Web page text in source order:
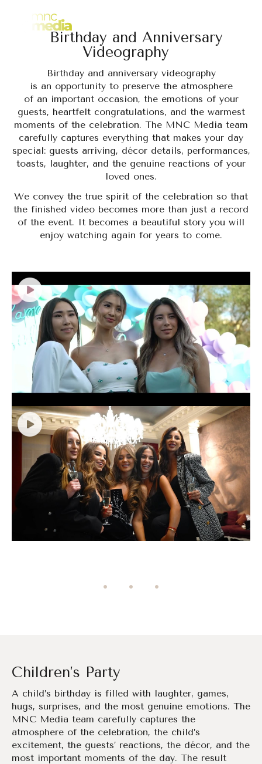
Birthday and Anniversary
Videography
Birthday and anniversary videography
is an opportunity to preserve the atmosphere
of an important occasion, the emotions of your
guests, heartfelt congratulations, and the warmest
moments of the celebration. The MNC Media team
carefully captures everything that makes your day
special: guests arriving, décor details, performances,
toasts, laughter, and the genuine reactions of your
loved ones.
We convey the true spirit of the celebration so that
the finished video becomes more than just a record
of the event. It becomes a beautiful story you will
enjoy watching again for years to come.
Children’s Party
A child’s birthday is filled with laughter, games,
hugs, surprises, and the most genuine emotions. The
MNC Media team carefully captures the
atmosphere of the celebration, the child’s
excitement, the guests’ reactions, the décor, and the
most important moments of the day. The result